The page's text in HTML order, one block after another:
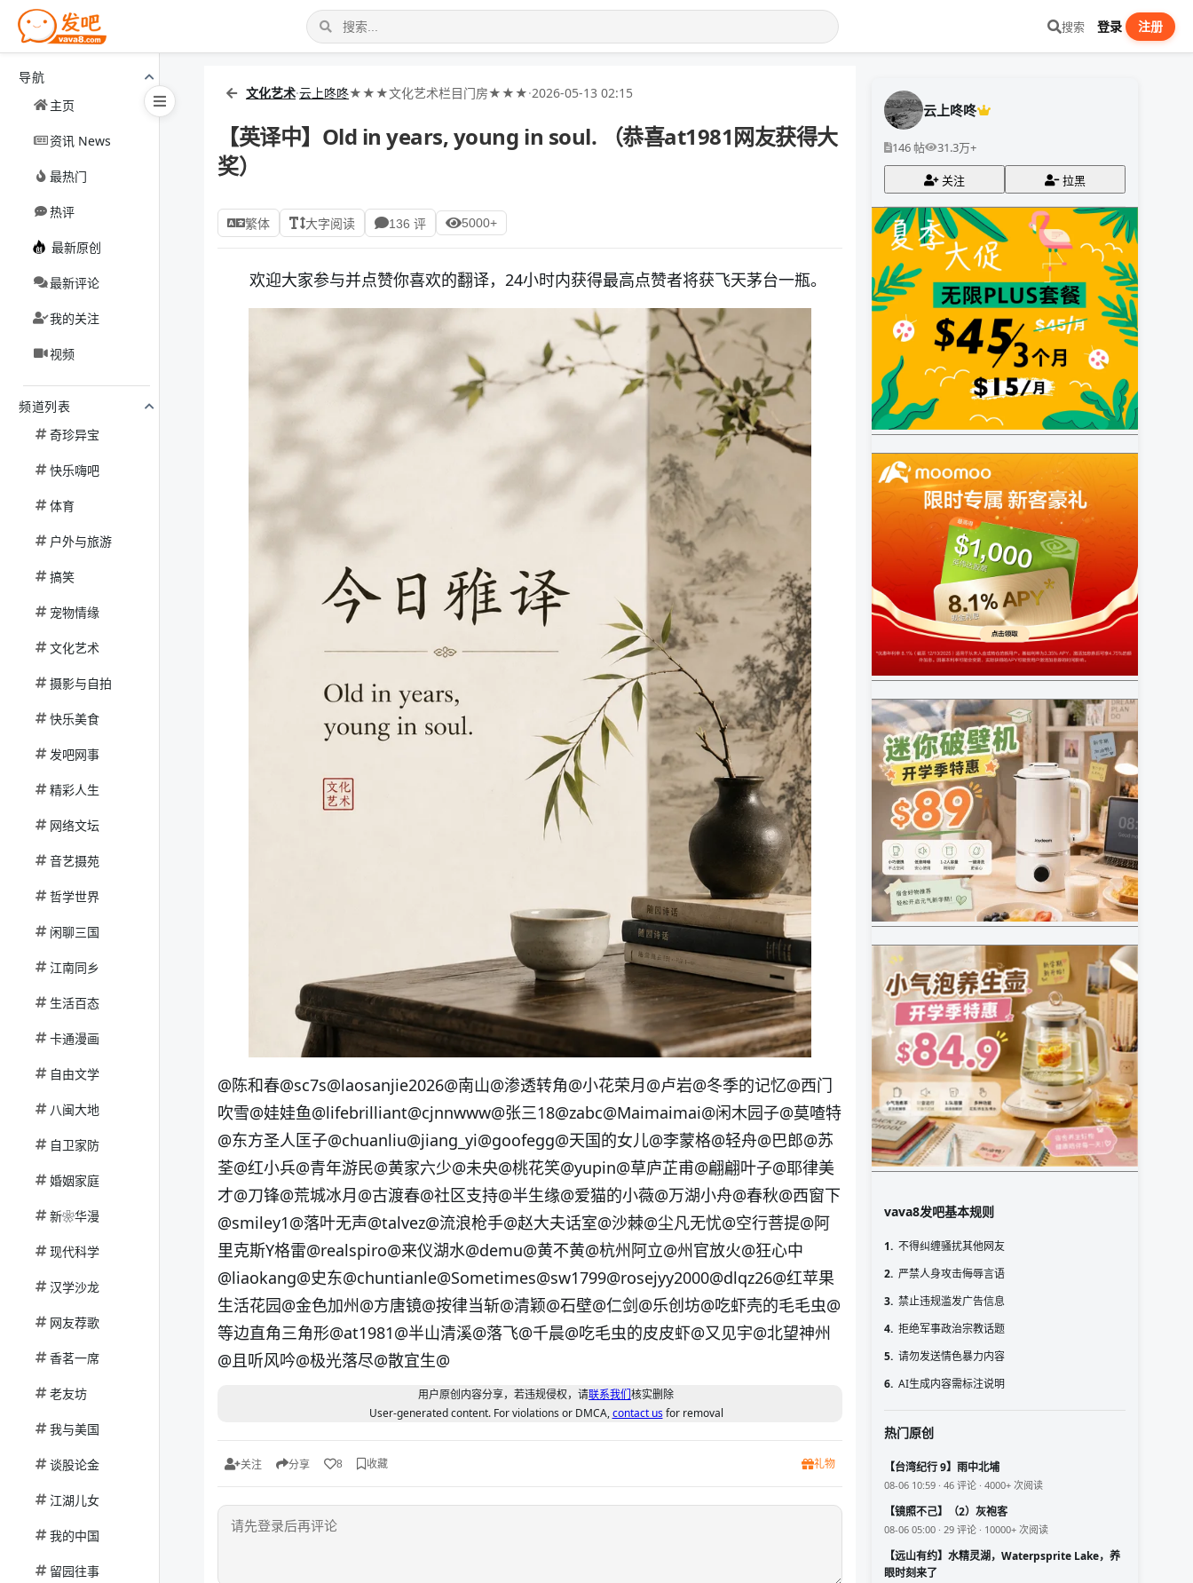
搜索 登录 注册
导航
主页
资讯 News
最热门
热评
最新原创
最新评论
我的关注
视频
频道列表
奇珍异宝
快乐嗨吧
体育
户外与旅游
搞笑
宠物情缘
文化艺术
摄影与自拍
快乐美食
发吧网事
精彩人生
网络文坛
音艺摄苑
哲学世界
闲聊三国
江南同乡
生活百态
卡通漫画
自由文学
八闽大地
自卫家防
婚姻家庭
新❀华漫
现代科学
汉学沙龙
网友荐歌
香茗一席
老友坊
我与美国
谈股论金
江湖儿女
我的中国
留园往事
文化艺术·云上咚咚★★★文化艺术栏目门房★★★·2026-05-13 02:15
【英译中】Old in years, young in soul. （恭喜at1981网友获得大
奖）
繁体 大字阅读 136 评 5000+
欢迎大家参与并点赞你喜欢的翻译，24小时内获得最高点赞者将获飞天茅台一瓶。
@陈和春@sc7s@laosanjie2026@南山@渗透转角@小花荣月@卢岩@冬季的记忆@西门
吹雪@娃娃鱼@lifebrilliant@cjnnwww@张三18@zabc@Maimaimai@闲木园子@莫喳特
@东方圣人匡子@chuanliu@jiang_yi@goofegg@天国的女儿@李蒙格@轻舟@巴郎@苏
荃@红小兵@青年游民@黄家六少@未央@桃花笑@yupin@草庐芷甫@翩翩叶子@耶律美
才@刀锋@荒城冰月@古渡春@社区支持@半生缘@爱猫的小薇@万湖小舟@春秋@西窗下
@smiley1@落叶无声@talvez@流浪枪手@赵大夫话室@沙棘@尘凡无忧@空行菩提@阿
里克斯Y格雷@realspiro@来仪湖水@demu@黄不黄@杭州阿立@州官放火@狂心中
@liaokang@史东@chuntianle@Sometimes@sw1799@rosejyy2000@dlqz26@红苹果
生活花园@金色加州@方唐镜@按律当斩@清颖@石壁@仁剑@乐创坊@吃虾壳的毛毛虫@
等边直角三角形@at1981@半山清溪@落飞@千晨@吃毛虫的皮皮虾@又见宇@北望神州
@且听风吟@极光落尽@散宜生@
用户原创内容分享，若违规侵权，请联系我们核实删除
User-generated content. For violations or DMCA,contact usfor removal
关注 分享 8 收藏 礼物
云上咚咚
146 帖 31.3万+
关注 拉黑
vava8发吧基本规则
1. 不得纠缠骚扰其他网友
2. 严禁人身攻击侮辱言语
3. 禁止违规滥发广告信息
4. 拒绝军事政治宗教话题
5. 请勿发送情色暴力内容
6. AI生成内容需标注说明
热门原创
【台湾纪行 9】雨中北埔
08-06 10:59 · 46 评论 · 4000+ 次阅读
【镜照不己】（2）灰袍客
08-06 05:00 · 29 评论 · 10000+ 次阅读
【远山有约】水精灵湖，Waterpsprite Lake，养
眼时刻来了